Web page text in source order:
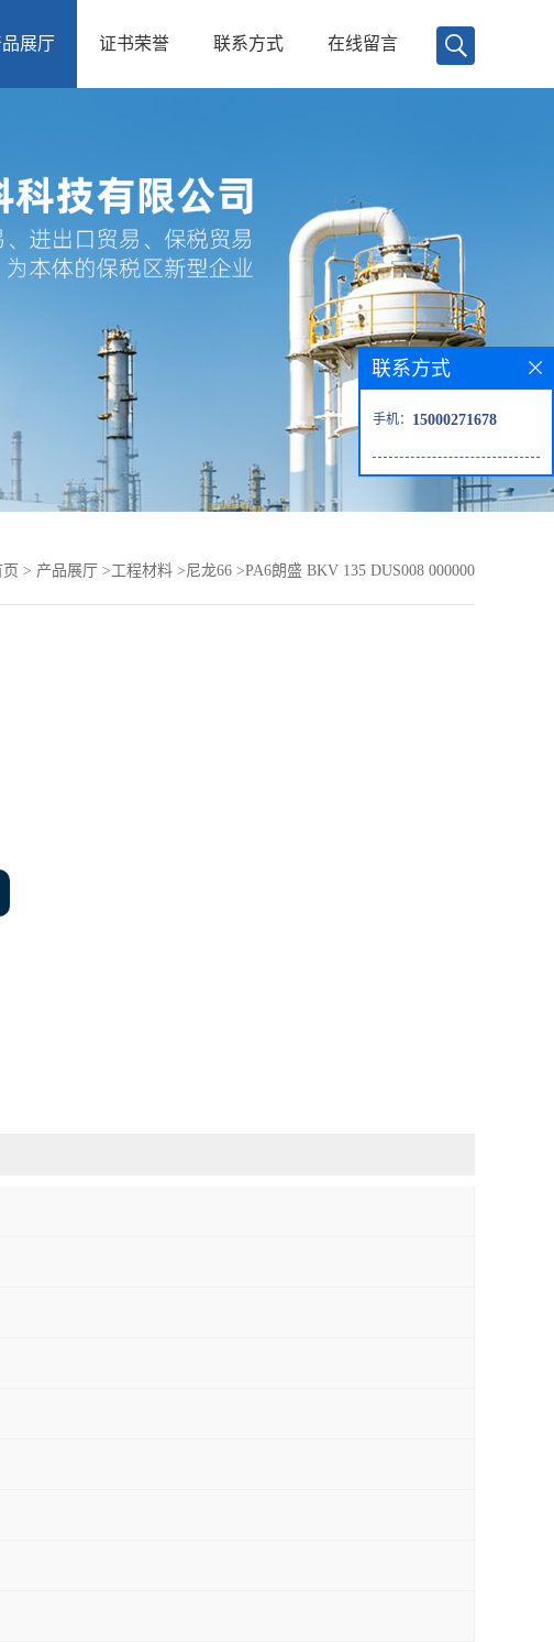
展厅 证书荣誉 联系方式 在线留言
> 产品展厅 >工程材料 >尼龙66 >PA6朗盛 BKV 135 DUS008 000000
联系方式
手机： 15000271678